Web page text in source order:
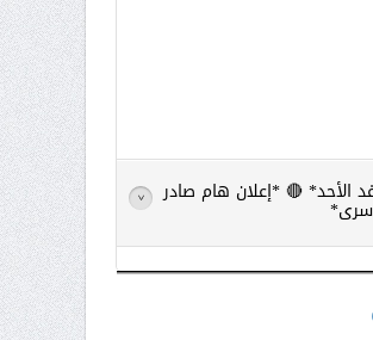
الأحد* 🔴 *إعلان هام صادر >